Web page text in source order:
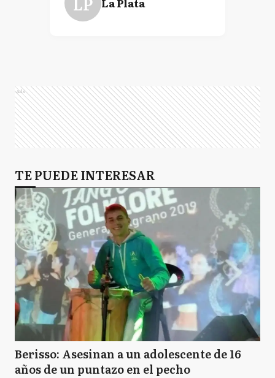
Ads
TE PUEDE INTERESAR
Berisso: Asesinan a un adolescente de 16
años de un puntazo en el pecho